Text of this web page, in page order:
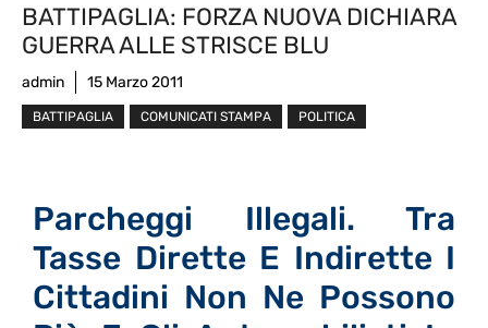
BATTIPAGLIA: FORZA NUOVA DICHIARA
GUERRA ALLE STRISCE BLU
admin 15 Marzo 2011
BATTIPAGLIA COMUNICATI STAMPA POLITICA
Parcheggi Illegali. Tra
Tasse Dirette E Indirette I
Cittadini Non Ne Possono